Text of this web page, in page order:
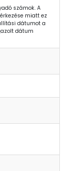
számok. A
miatt ez
dátumot a
dátum